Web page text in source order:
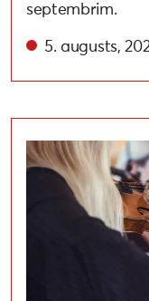
septembrim.
5. augusts,